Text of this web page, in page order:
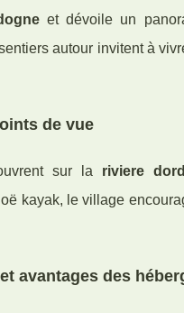
et dévoile un
autour invitent à
de vue
sur la riviere
kayak, le village
avantages des